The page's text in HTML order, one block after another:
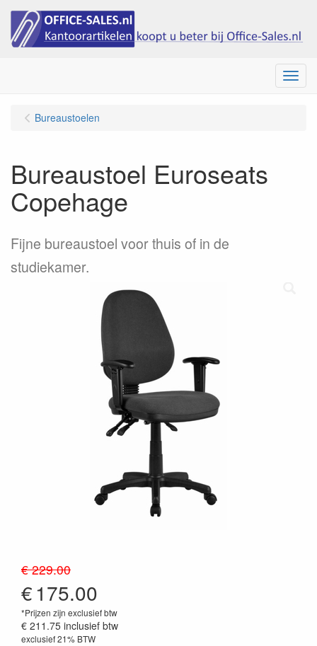
Menu
Bureaustoelen
Bureaustoel Euroseats
Copehage
Fijne bureaustoel voor thuis of in de
studiekamer.
€ 229.00
€175.00
*Prijzen zijn exclusief btw
€ 211.75 inclusief btw
exclusief 21% BTW